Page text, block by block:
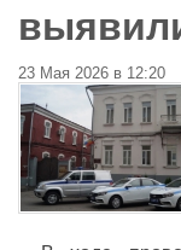
23 Мая 2026 в 12:20